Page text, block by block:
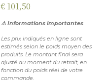
€101,50
⚠️ Informations importantes
Les prix indiqués en ligne sont
estimés selon le poids moyen des
produits. Le montant final sera
ajusté au moment du retrait, en
fonction du poids réel de votre
commande.